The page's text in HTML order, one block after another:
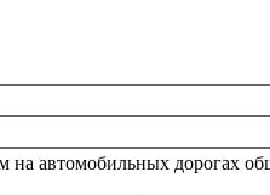
автомобильных дорогах